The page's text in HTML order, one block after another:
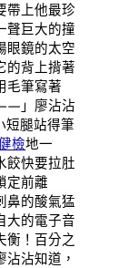
帶上他最珍
聲巨大的撞
眼鏡的太空
的背上揹著
毛筆寫著
」廖沾沾
短腿站得筆
檢地一
餃快要拉肚
定前離
鼻的酸氣猛
大的電子音
衡！百分之
沾知道，